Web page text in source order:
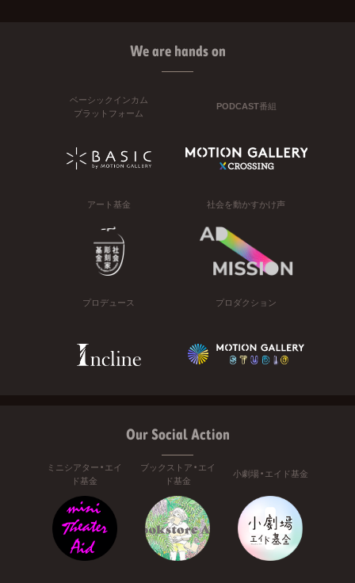
We are hands on
ベーシックインカム
プラットフォーム
PODCAST番組
アート基金 社会を動かすかけ声
プロデュース プロダクション
Our Social Action
ミニシアター・エイ
ド基金
ブックストア・エイ
ド基金
小劇場・エイド基金